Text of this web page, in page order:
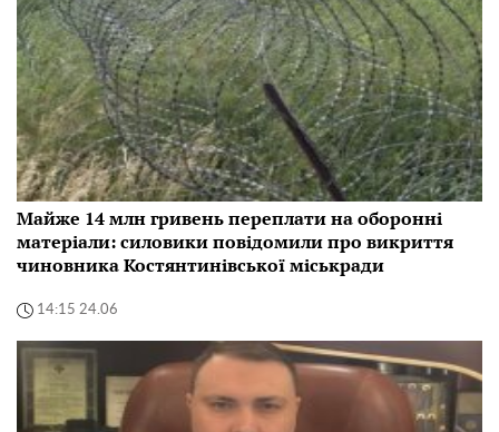
Майже 14 млн гривень переплати на оборонні
матеріали: силовики повідомили про викриття
чиновника Костянтинівської міськради
14:15 24.06